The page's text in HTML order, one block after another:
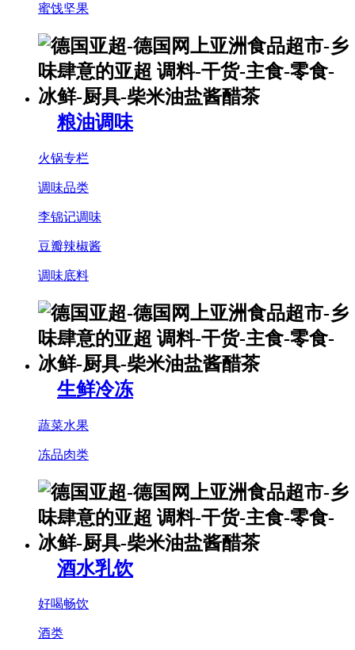
蜜饯坚果
粮油调味
火锅专栏
调味品类
李锦记调味
豆瓣辣椒酱
调味底料
生鲜冷冻
蔬菜水果
冻品肉类
酒水乳饮
好喝畅饮
酒类